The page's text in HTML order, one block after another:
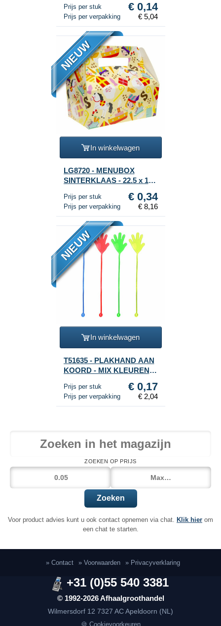
Prijs per stuk € 0,14
Prijs per verpakking € 5,04
NIEUW
In winkelwagen
LG8720 - MENUBOX
SINTERKLAAS - 22.5 x 12
Prijs per stuk € 0,34
Prijs per verpakking € 8,16
NIEUW
In winkelwagen
T51635 - PLAKHAND AAN
KOORD - MIX KLEUREN
Prijs per stuk € 0,17
Prijs per verpakking € 2,04
ZOEKEN OP PRIJS
Zoeken
Voor product advies kunt u ook contact opnemen via chat. Klik hier om
een chat te starten.
» Contact » Voorwaarden » Privacyverklaring
© 1992-2026 Afhaalgroothandel
Wilmersdorf 12 7327 AC Apeldoorn (NL)
+31 (0)55 540 3381
🍪 Cookievoorkeuren